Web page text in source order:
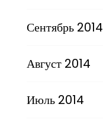
Сентябрь 2014
Август 2014
Июль 2014